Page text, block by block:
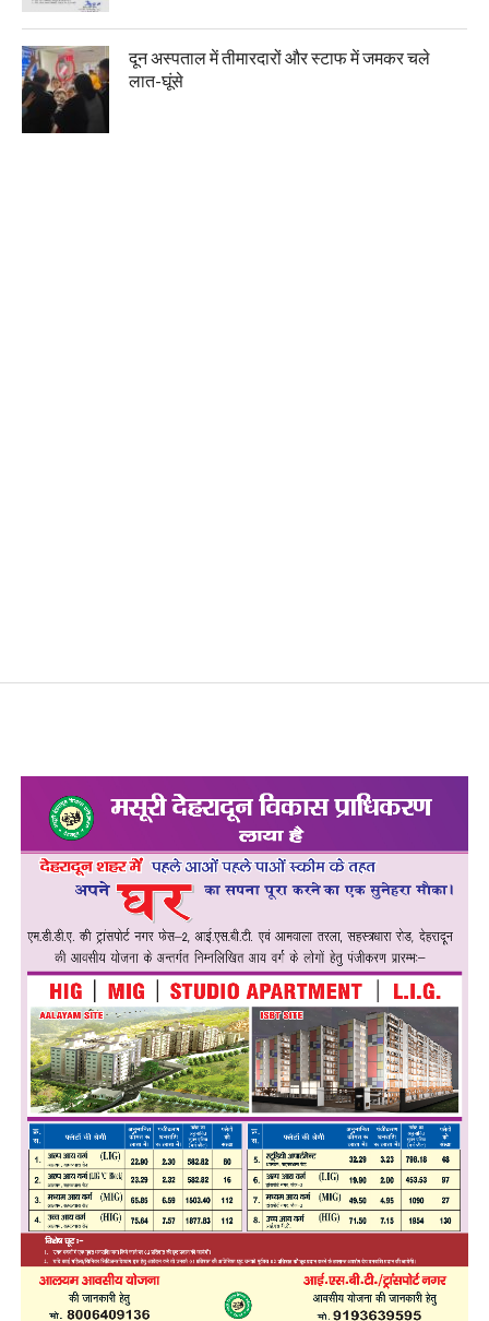
दून अस्पताल में तीमारदारों और स्टाफ में जमकर चले
लात-घूंसे